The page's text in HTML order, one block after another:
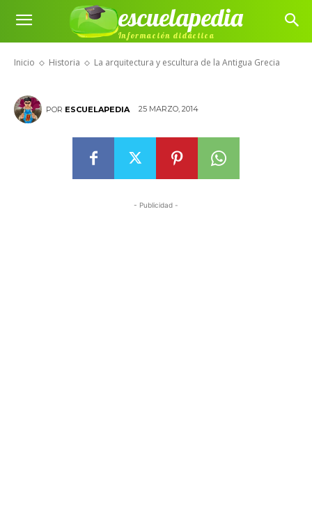
escuelapedia
Información didáctica
Inicio Historia La arquitectura y escultura de la Antigua Grecia
La arquitectura y escultura de la
Antigua Grecia
POR ESCUELAPEDIA 25 MARZO, 2014
- Publicidad -